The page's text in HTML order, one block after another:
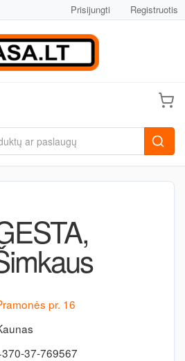
Prisijungti Registruotis
pr. 16
37-769567